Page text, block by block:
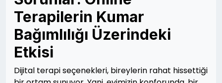
Terapilerin Kumar
Bağımlılığı Üzerindeki
Etkisi
Dijital terapi seçenekleri, bireylerin rahat hissettiği